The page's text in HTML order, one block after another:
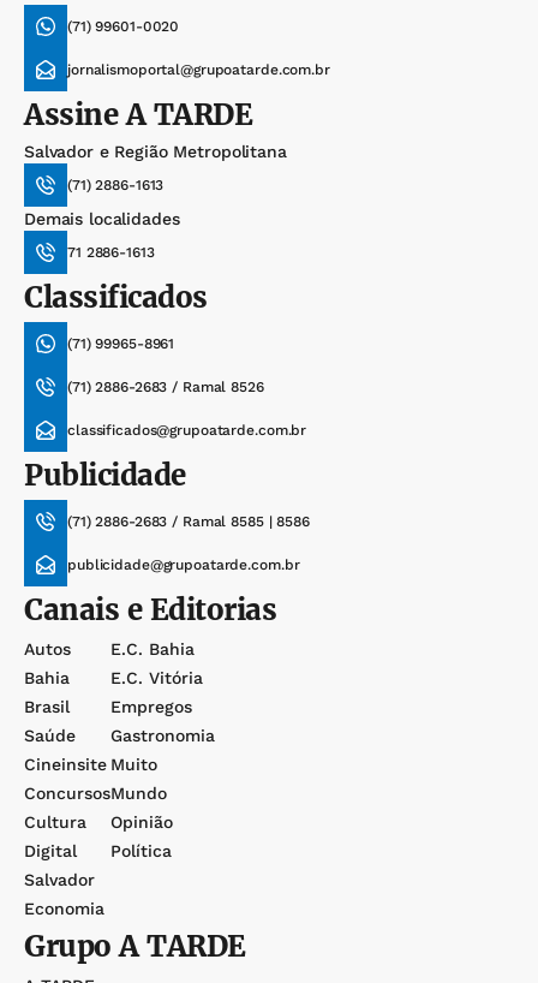
(71) 99601-0020
jornalismoportal@grupoatarde.com.br
AssineA TARDE
Salvador e Região Metropolitana
(71) 2886-1613
Demais localidades
71 2886-1613
Classificados
(71) 99965-8961
(71) 2886-2683 / Ramal 8526
classificados@grupoatarde.com.br
Publicidade
(71) 2886-2683 / Ramal 8585 | 8586
publicidade@grupoatarde.com.br
Canais e Editorias
Autos
Bahia
Brasil
Saúde
Cineinsite
Concursos
Cultura
Digital
Salvador
Economia
E.c. Bahia
E.c. Vitória
Empregos
Gastronomia
Muito
Mundo
Opinião
Política
GrupoA TARDE